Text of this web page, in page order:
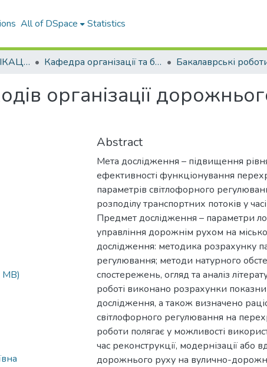
All of DSpace Statistics
ВИПУСКНІ КВАЛІФІКАЦІЙНІ РОБОТИ Кафедра організації та безпеки дорожнього руху Бакалаврські
організації
Abstract
Мета дослідження – підвищення
ефективності функціонування
параметрів світлофорного
розподілу транспортних потоків у
Предмет дослідження – параметри
управління дорожнім рухом на
дослідження: методика розрахунку
регулювання; методи натурного
спостережень, огляд та аналіз
роботі виконано розрахунки
дослідження, а також визначено
світлофорного регулювання на
роботи полягає у можливості
час реконструкції, модернізації або
дорожнього руху на вулично-